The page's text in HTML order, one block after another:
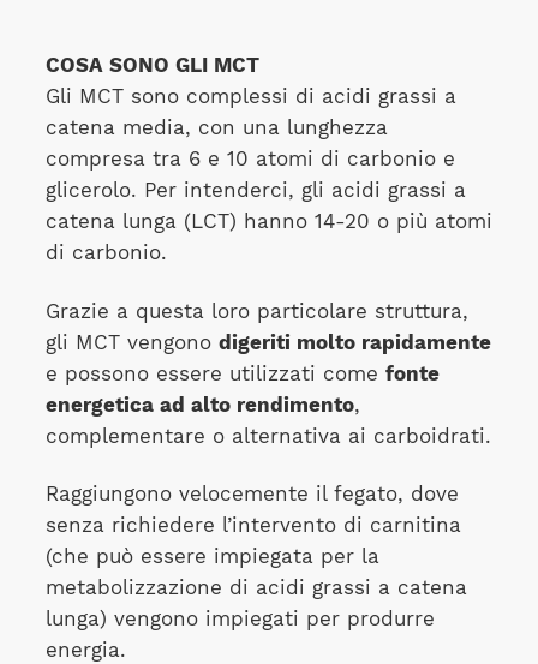
COSA SONO GLI MCT
Gli MCT sono complessi di acidi grassi a
catena media, con una lunghezza
compresa tra 6 e 10 atomi di carbonio e
glicerolo. Per intenderci, gli acidi grassi a
catena lunga (LCT) hanno 14-20 o più atomi
di carbonio.
Grazie a questa loro particolare struttura,
gli MCT vengono digeriti molto rapidamente
e possono essere utilizzati come fonte
energetica ad alto rendimento,
complementare o alternativa ai carboidrati.
Raggiungono velocemente il fegato, dove
senza richiedere l’intervento di carnitina
(che può essere impiegata per la
metabolizzazione di acidi grassi a catena
lunga) vengono impiegati per produrre
energia.